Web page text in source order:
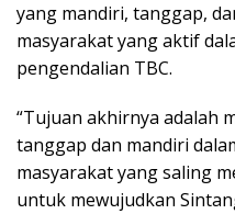
yang mandiri, tanggap,
masyarakat yang aktif
pengendalian TBC.
“Tujuan akhirnya adalah
tanggap dan mandiri
masyarakat yang saling
untuk mewujudkan